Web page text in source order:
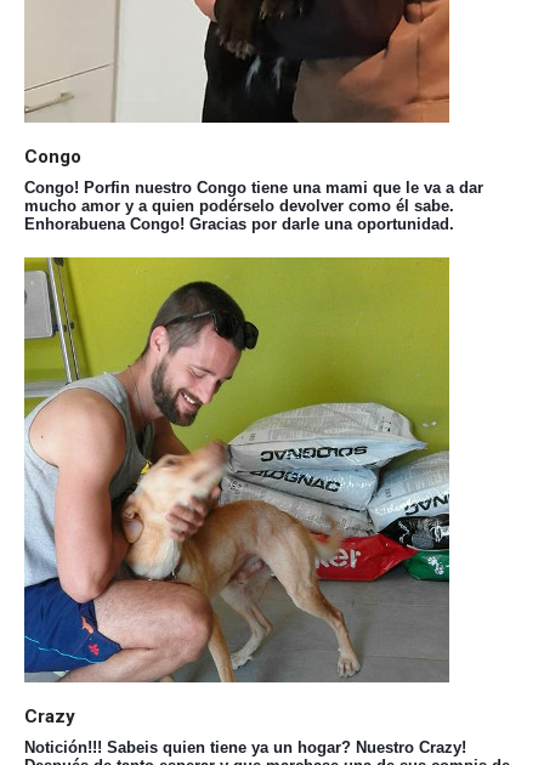
Congo
Congo! Porfin nuestro Congo tiene una mami que le va a dar
mucho amor y a quien podérselo devolver como él sabe.
Enhorabuena Congo! Gracias por darle una oportunidad.
Crazy
Notición!!! Sabeis quien tiene ya un hogar? Nuestro Crazy!